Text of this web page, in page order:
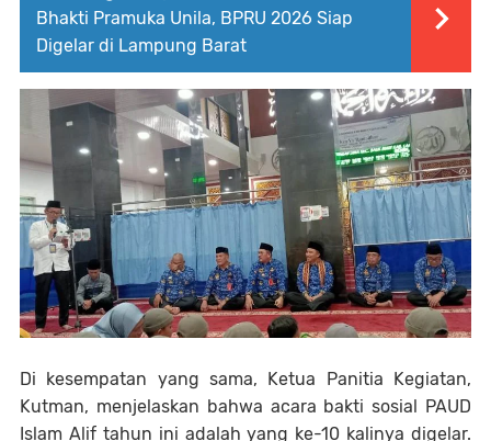
Bhakti Pramuka Unila, BPRU 2026 Siap
Digelar di Lampung Barat
Di kesempatan yang sama, Ketua Panitia Kegiatan,
Kutman, menjelaskan bahwa acara bakti sosial PAUD
Islam Alif tahun ini adalah yang ke-10 kalinya digelar.